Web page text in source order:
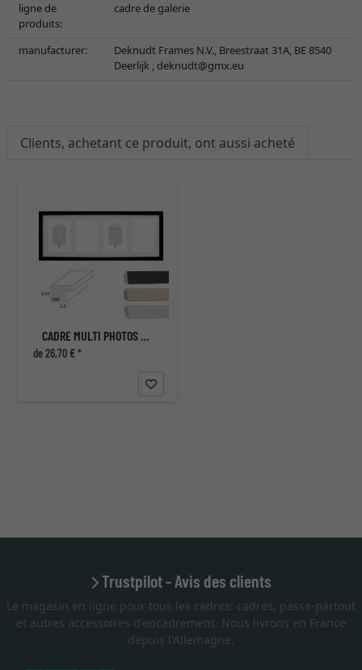
ligne de
produits:
cadre de galerie
manufacturer:
Deknudt Frames N.V., Breestraat 31A, BE 8540
Deerlijk , deknudt@gmx.eu
Clients, achetant ce produit, ont aussi acheté
CADRE MULTI PHOTOS JULIETTE POUR 4 PHOTOS
de 26,70 € *
Trustpilot - Avis des clients
Le magasin en ligne pour tous les cadres: cadres, passe-partout
et autres accessoires d'encadrement. Nous livrons en France
depuis l'Allemagne.